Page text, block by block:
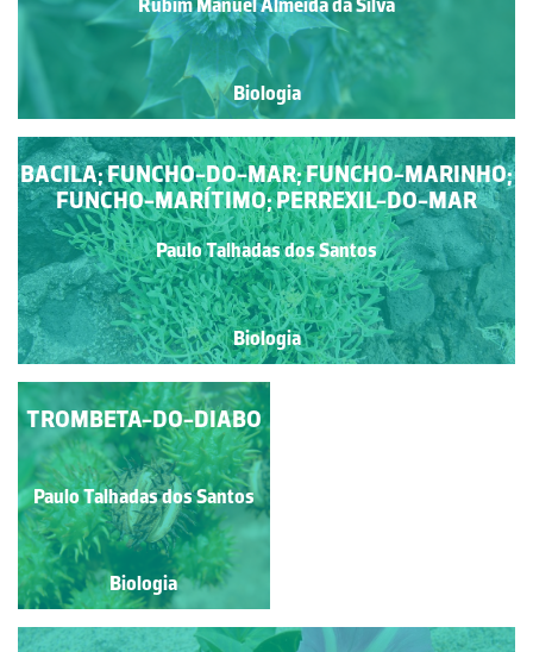
Rubim Manuel Almeida da Silva
Biologia
BACILA; FUNCHO-DO-MAR; FUNCHO-MARINHO;
FUNCHO-MARÍTIMO; PERREXIL-DO-MAR
Paulo Talhadas dos Santos
Biologia
TOJO
Paulo Talhadas dos Santos
Biologia
TROMBETA-DO-DIABO
Paulo Talhadas dos Santos
Biologia